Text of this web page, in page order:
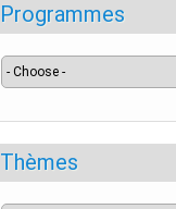
Programmes
Thèmes